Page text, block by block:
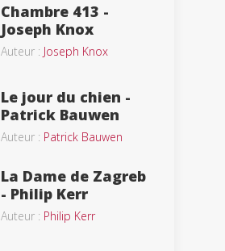
Chambre 413 -
Joseph Knox
Auteur : Joseph Knox
Le jour du chien -
Patrick Bauwen
Auteur : Patrick Bauwen
La Dame de Zagreb
- Philip Kerr
Auteur : Philip Kerr